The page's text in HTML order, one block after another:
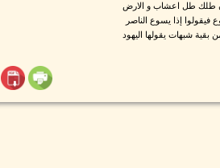
طلك طل اعشاب و الارض
إذا يسوع الناصر
شبهات يقولها اليهود